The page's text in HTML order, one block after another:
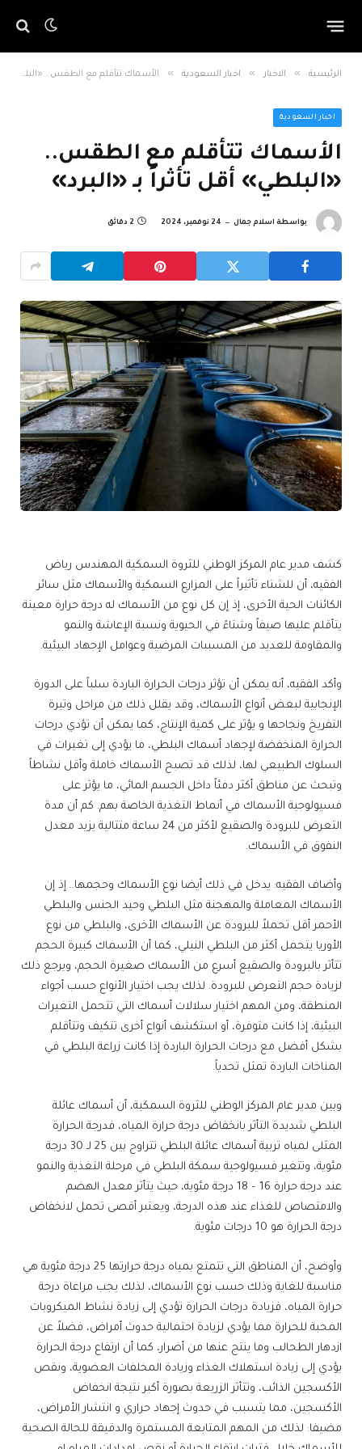
الرئيسية » الاخبار » اخبار السعودية » الأسماك تتأقلم مع الطقس.. «البلطي» أقل تأثراً بـ «البرد»
اخبار السعودية
الأسماك تتأقلم مع الطقس..
«البلطي» أقل تأثراً بـ «البرد»
بواسطة اسلام جمال 24 نوفمبر، 2024 2 دقائق
كشف مدير عام المركز الوطني للثروة السمكية المهندس رياض
الفقيه، أن للشتاء تأثيراً على المزارع السمكية والأسماك مثل سائر
الكائنات الحية الأخرى، إذ إن كل نوع من الأسماك له درجة حرارة معينة
يتأقلم عليها صيفاً وشتاءً في الحيوية ونسبة الإعاشة والنمو
والمقاومة للعديد من المسببات المرضية وعوامل الإجهاد البيئية.
وأكد الفقيه، أنه يمكن أن تؤثر درجات الحرارة الباردة سلباً على الدورة
الإنجابية لبعض أنواع الأسماك، وقد يقلل ذلك من مراحل وتيرة
التفريخ ونجاحها و يؤثر على كمية الإنتاج، كما يمكن أن تؤدي درجات
الحرارة المنخفضة لإجهاد أسماك البلطي، ما يؤدي إلى تغيرات في
السلوك الطبيعي لها، لذلك قد تصبح الأسماك خاملة وأقل نشاطاً
وتبحث عن مناطق أكثر دفئاً داخل الجسم المائي، ما يؤثر على
فسيولوجية الأسماك في أنماط التغذية الخاصة بهم. كم أن مدة
التعرض للبرودة والصقيع لأكثر من 24 ساعة متتالية يزيد معدل
النفوق في الأسماك.
وأضاف الفقيه: يدخل في ذلك أيضا نوع الأسماك وحجمها.. إذ إن
الأسماك المعاملة والمهجنة مثل البلطي وحيد الجنس والبلطي
الأحمر أقل تحملاً للبرودة عن الأسماك الأخرى، والبلطي من نوع
الأوريا يتحمل أكثر من البلطي النيلي، كما أن الأسماك كبيرة الحجم
تتأثر بالبرودة والصقيع أسرع من الأسماك صغيرة الحجم، ويرجع ذلك
لزيادة حجم التعرض للبرودة. لذلك يجب اختيار الأنواع حسب أجواء
المنطقة، ومن المهم اختيار سلالات أسماك التي تتحمل التغيرات
البيئية، إذا كانت متوفرة، أو استكشف أنواع أخرى تتكيف وتتأقلم
بشكل أفضل مع درجات الحرارة الباردة إذا كانت زراعة البلطي في
المناخات الباردة تمثل تحدياً.
وبين مدير عام المركز الوطني للثروة السمكية، أن أسماك عائلة
البلطي شديدة التأثر بانخفاض درجة حرارة المياه، فدرجة الحرارة
المثلى لمياه تربية أسماك عائلة البلطي تتراوح بين 25 لـ 30 درجة
مئوية، وتتغير فسيولوجية سمكة البلطي في مرحلة التغذية والنمو
عند درجة حرارة 16 – 18 درجة مئوية، حيث يتأثر معدل الهضم
والامتصاص للغذاء عند هذه الدرجة، ويعتبر أقصى تحمل لانخفاض
درجة الحرارة هو 10 درجات مئوية.
وأوضح، أن المناطق التي تتمتع بمياه درجة حرارتها 25 درجة مئوية هي
مناسبة للغاية وذلك حسب نوع الأسماك، لذلك يجب مراعاة درجة
حرارة المياه، فزيادة درجات الحرارة تؤدي إلى زيادة نشاط الميكروبات
المحبة للحرارة مما يؤدي لزيادة احتمالية حدوث أمراض، فضلاً عن
ازدهار الطحالب وما ينتج عنها من أضرار، كما أن ارتفاع درجة الحرارة
يؤدي إلى زيادة استهلاك الغذاء وزيادة المخلفات العضوية، ونقص
الأكسجين الذائب، وتتأثر الزريعة بصورة أكبر نتيجة انخفاض
الأكسجين، مما يتسبب في حدوث إجهاد حراري و انتشار الأمراض،
مضيفا: لذلك من المهم المتابعة المستمرة والدقيقة للحالة الصحية